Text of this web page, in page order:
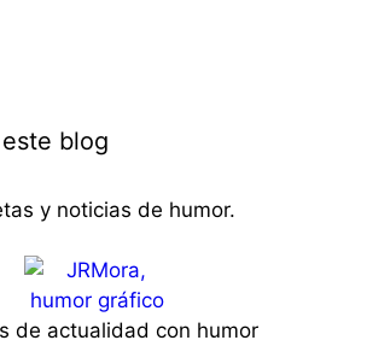
blog
y noticias de humor.
de actualidad con humor